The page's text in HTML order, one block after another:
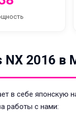
2016 в
в себе
работы с нами: